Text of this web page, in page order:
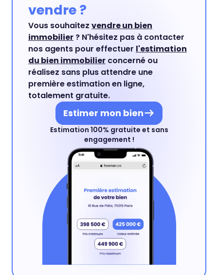
vendre ?
Vous souhaitez vendre un bien
immobilier ? N'hésitez pas à contacter
nos agents pour effectuer l'estimation
du bien immobilier concerné ou
réalisez sans plus attendre une
première estimation en ligne,
totalement gratuite.
Estimer mon bien
Estimation 100% gratuite et sans
engagement !